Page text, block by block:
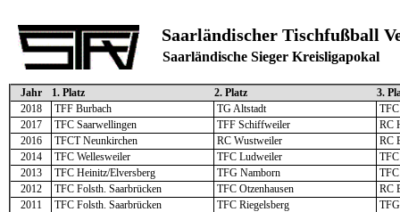
Saarländischer Tischfußball
Saarländische Sieger Kreisligapokal
Jahr 1. Platz 2. Platz
3.
2018
TFF Burbach TG Altstadt
2017
TFC Saarwellingen TFF Schiffweiler
RC
2016
TFCT Neunkirchen RC Wustweiler
RC
2014
TFC Wellesweiler TFC Ludweiler
2013
TFC Heinitz/Elversberg TFG Namborn
2012
TFC Folsth. Saarbrücken TFC Otzenhausen
RC
2011
TFC Folsth. Saarbrücken TFC Riegelsberg